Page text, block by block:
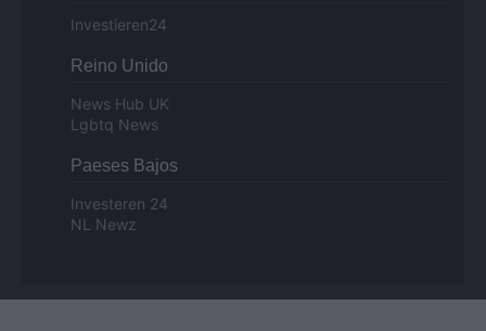
Investieren24
Reino Unido
News Hub UK
Lgbtq News
Paeses Bajos
Investeren 24
NL Newz